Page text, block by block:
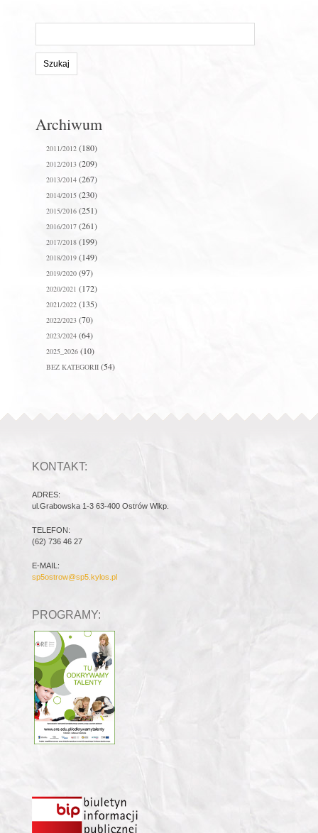
stronie:
Archiwum
2011/2012 (180)
2012/2013(209)
2013/2014(267)
2014/2015(230)
2015/2016(251)
2016/2017(261)
2017/2018(199)
2018/2019(149)
2019/2020(97)
2020/2021 (172)
2021/2022(135)
2022/2023(70)
2023/2024(64)
2025_2026(10)
BEZ KATEGORII(54)
KONTAKT:
ADRES:
ul.Grabowska 1-3 63-400 Ostrów Wlkp.
TELEFON:
(62) 736 46 27
E-MAIL:
sp5ostrow@sp5.kylos.pl
PROGRAMY: